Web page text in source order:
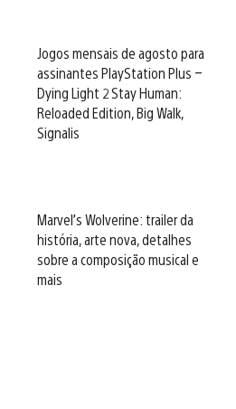
Jogos mensais de agosto para
assinantes PlayStation Plus –
Dying Light 2 Stay Human:
Reloaded Edition, Big Walk,
Signalis
Marvel’s Wolverine: trailer da
história, arte nova, detalhes
sobre a composição musical e
mais